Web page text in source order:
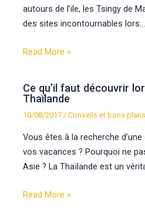
autours de l’ile, les Tsingy de
des sites incontournables lors…
Read More »
Ce qu’il faut découvrir
Thaïlande
10/08/2017 /Conseils et bons plans
Vous êtes à la recherche
vos vacances ? Pourquoi ne
Asie ? La Thaïlande est un
Read More »